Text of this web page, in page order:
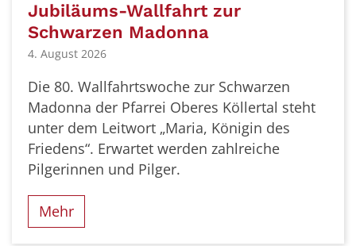
Jubiläums-Wallfahrt zur
Schwarzen Madonna
4. August 2026
Die 80. Wallfahrtswoche zur Schwarzen
Madonna der Pfarrei Oberes Köllertal steht
unter dem Leitwort „Maria, Königin des
Friedens“. Erwartet werden zahlreiche
Pilgerinnen und Pilger.
Mehr